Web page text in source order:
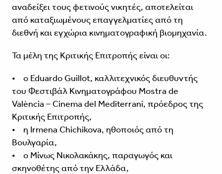
αναδείξει τους φετινούς νικητές, αποτελείται
από καταξιωμένους επαγγελματίες από τη
διεθνή και εγχώρια κινηματογραφική βιομηχανία.
Τα μέλη της Κριτικής Επιτροπής είναι οι:
• ο Eduardo Guillot, καλλιτεχνικός διευθυντής
του Φεστιβάλ Κινηματογράφου Mostra de
València – Cinema del Mediterrani, πρόεδρος της
Κριτικής Επιτροπής,
• η Irmena Chichikova, ηθοποιός από τη
Βουλγαρία,
• ο Μίνως Νικολακάκης, παραγωγός και
σκηνοθέτης από την Ελλάδα,